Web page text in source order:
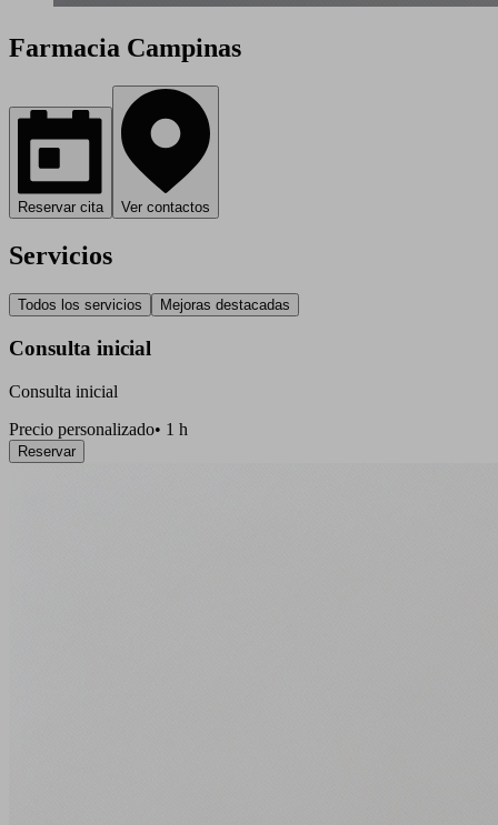
Farmacia Campinas
Reservar cita Ver contactos
Servicios
Todos los servicios Mejoras destacadas
Consulta inicial
Consulta inicial
Precio personalizado• 1 h
Reservar